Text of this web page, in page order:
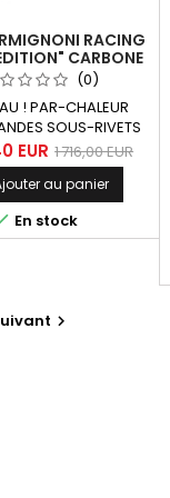
RACING
CARBONE
TMAX 560 2020-
2024
(0)
! PAR-CHALEUR
SOUS-RIVETS
! Améliorez les
et le look de
Tmax 560
avec la ligne
"Black Edition"
silencieux court
EUR 1 716,00 EUR
au panier
En stock
